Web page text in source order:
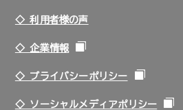
◇ 利用者様の声
◇ 企業情報
◇ プライバシーポリシー
◇ ソーシャルメディアポリシー